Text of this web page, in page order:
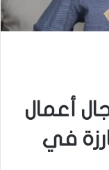
أعمال
في